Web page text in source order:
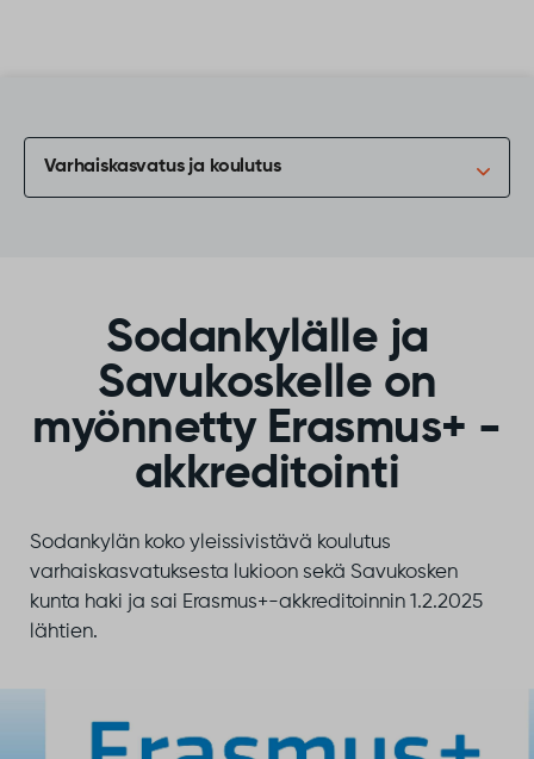
Varhaiskasvatus ja koulutus
Sodankylälle ja
Savukoskelle on
myönnetty Erasmus+ -
akkreditointi
Sodankylän koko yleissivistävä koulutus
varhaiskasvatuksesta lukioon sekä Savukosken
kunta haki ja sai Erasmus+-akkreditoinnin 1.2.2025
lähtien.